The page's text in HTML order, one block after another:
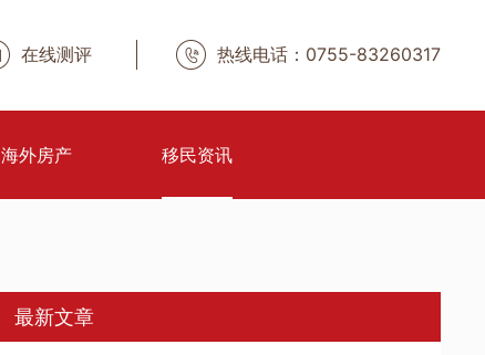
在线测评 热线电话：0755-83260317
海外房产 移民资讯
最新文章